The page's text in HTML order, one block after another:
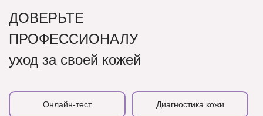
ДОВЕРЬТЕ
ПРОФЕССИОНАЛУ
уход за своей кожей
Онлайн-тест Диагностика кожи